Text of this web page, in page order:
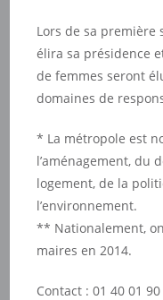
Lors de sa première
élira sa présidence
de femmes seront
domaines de
* La métropole est
l’aménagement, du
logement, de la
l’environnement.
** Nationalement,
maires en 2014.
Contact : 01 40 01